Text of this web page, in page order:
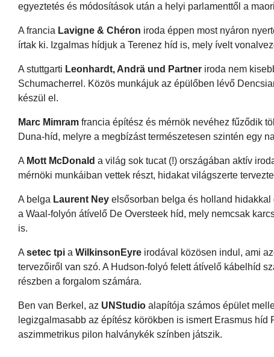
egyeztetés és módosítások után a helyi parlamenttől a
A francia Lavigne & Chéron iroda éppen most nyáron
írtak ki. Izgalmas hídjuk a Terenez híd is, mely ívelt
A stuttgarti Leonhardt, Andrä und Partner iroda nem
Schumacherrel. Közös munkájuk az épülőben lévő
készül el.
Marc Mimram francia építész és mérnök nevéhez fűződik
Duna-híd, melyre a megbízást természetesen szintén egy
A Mott McDonald a világ sok tucat (!) országában aktív
mérnöki munkáiban vettek részt, hidakat világszerte
A belga Laurent Ney elsősorban belga és holland
a Waal-folyón átívelő De Oversteek híd, mely nemcsak
is.
A setec tpi a WilkinsonEyre irodával közösen indul, ami
tervezőiről van szó. A Hudson-folyó felett átívelő kábelhíd
részben a forgalom számára.
Ben van Berkel, az UNStudio alapítója számos épület
legizgalmasabb az építész körökben is ismert Erasmus
aszimmetrikus pilon halványkék színben játszik.